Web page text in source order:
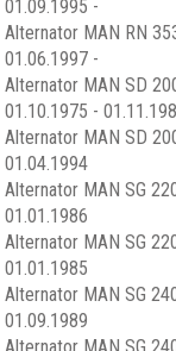
01.09.1995 -
Alternator MAN RN
01.06.1997 -
Alternator MAN SD
01.10.1975 -
Alternator MAN SD
01.04.1994
Alternator MAN SG
01.01.1986
Alternator MAN SG
01.01.1985
Alternator MAN SG
01.09.1989
Alternator MAN SG